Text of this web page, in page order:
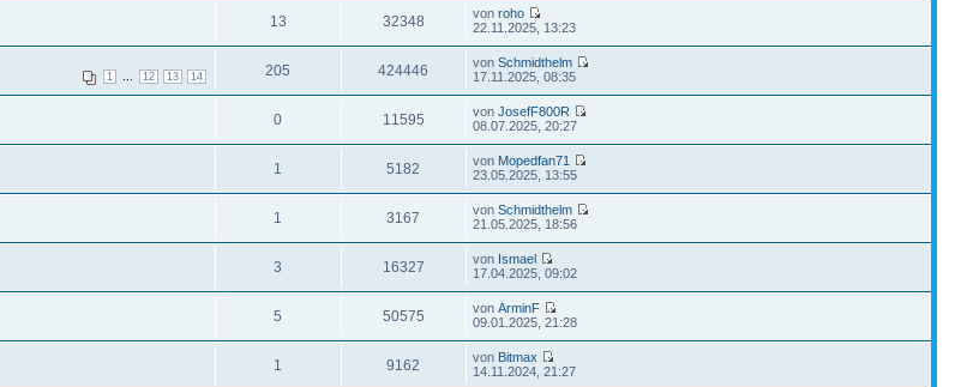
13 32348 vonroho
22.11.2025, 13:23
1 12 13 14 205 424446 vonSchmidthelm
17.11.2025, 08:35
0 11595 vonJosefF800R
08.07.2025, 20:27
1 5182 von Mopedfan71
23.05.2025, 13:55
1 3167 vonSchmidthelm
21.05.2025, 18:56
3 16327 von Ismael
17.04.2025, 09:02
5 50575 vonArminF
09.01.2025, 21:28
1 9162 von Bitmax
14.11.2024, 21:27